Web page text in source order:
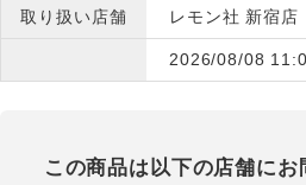
取り扱い店舗 レモン社 新宿店
2026/08/08
この商品は以下の店舗に